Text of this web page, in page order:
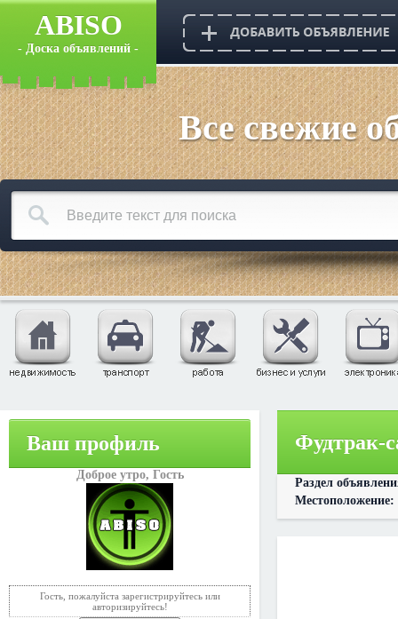
ABISO
- Доска объявлений -
Все свежие
Ваш профиль
Доброе утро, Гость
Гость, пожалуйста зарегистрируйтесь или
авторизируйтесь!
Фудтрак-
Раздел
Местоположение: